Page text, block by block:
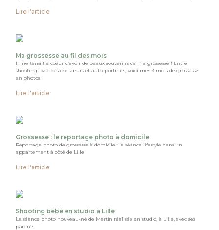
Lire l'article
Ma grossesse au fil des mois
Il me tenait à cœur d’avoir de beaux souvenirs de ma grossesse ! Entre
shooting avec des consœurs et auto-portraits, voici mes 9 mois de grossesse
en photos
Lire l'article
Grossesse : le reportage photo à domicile
Reportage photo de grossesse à domicile : la séance lifestyle dans un
appartement à côté de Lille
Lire l'article
Shooting bébé en studio à Lille
La séance photo nouveau-né de Martin réalisée en studio, à Lille, avec ses
parents.